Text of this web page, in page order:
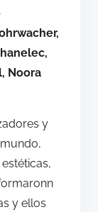
Noora
y
y ellos